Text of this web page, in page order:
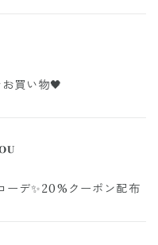
買い物🖤
ーデ✨20%クーポン配布